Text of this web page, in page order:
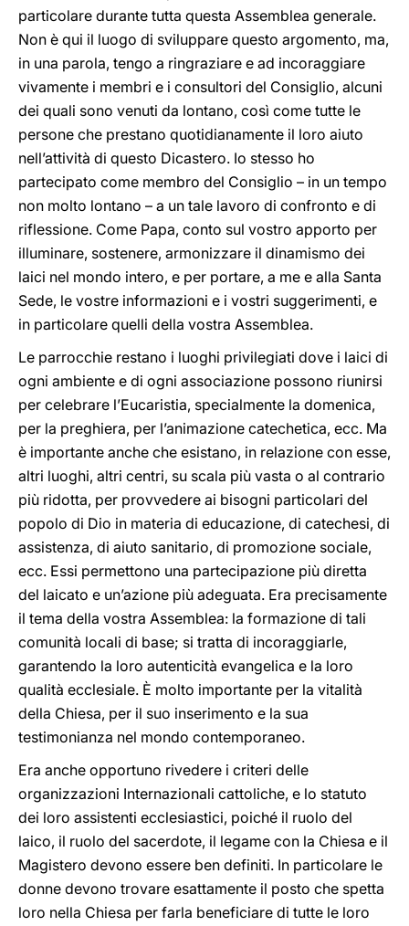
particolare durante tutta questa Assemblea generale.
Non è qui il luogo di sviluppare questo argomento, ma,
in una parola, tengo a ringraziare e ad incoraggiare
vivamente i membri e i consultori del Consiglio, alcuni
dei quali sono venuti da lontano, così come tutte le
persone che prestano quotidianamente il loro aiuto
nell’attività di questo Dicastero. Io stesso ho
partecipato come membro del Consiglio – in un tempo
non molto lontano – a un tale lavoro di confronto e di
riflessione. Come Papa, conto sul vostro apporto per
illuminare, sostenere, armonizzare il dinamismo dei
laici nel mondo intero, e per portare, a me e alla Santa
Sede, le vostre informazioni e i vostri suggerimenti, e
in particolare quelli della vostra Assemblea.
Le parrocchie restano i luoghi privilegiati dove i laici di
ogni ambiente e di ogni associazione possono riunirsi
per celebrare l’Eucaristia, specialmente la domenica,
per la preghiera, per l’animazione catechetica, ecc. Ma
è importante anche che esistano, in relazione con esse,
altri luoghi, altri centri, su scala più vasta o al contrario
più ridotta, per provvedere ai bisogni particolari del
popolo di Dio in materia di educazione, di catechesi, di
assistenza, di aiuto sanitario, di promozione sociale,
ecc. Essi permettono una partecipazione più diretta
del laicato e un’azione più adeguata. Era precisamente
il tema della vostra Assemblea: la formazione di tali
comunità locali di base; si tratta di incoraggiarle,
garantendo la loro autenticità evangelica e la loro
qualità ecclesiale. È molto importante per la vitalità
della Chiesa, per il suo inserimento e la sua
testimonianza nel mondo contemporaneo.
Era anche opportuno rivedere i criteri delle
organizzazioni Internazionali cattoliche, e lo statuto
dei loro assistenti ecclesiastici, poiché il ruolo del
laico, il ruolo del sacerdote, il legame con la Chiesa e il
Magistero devono essere ben definiti. In particolare le
donne devono trovare esattamente il posto che spetta
loro nella Chiesa per farla beneficiare di tutte le loro